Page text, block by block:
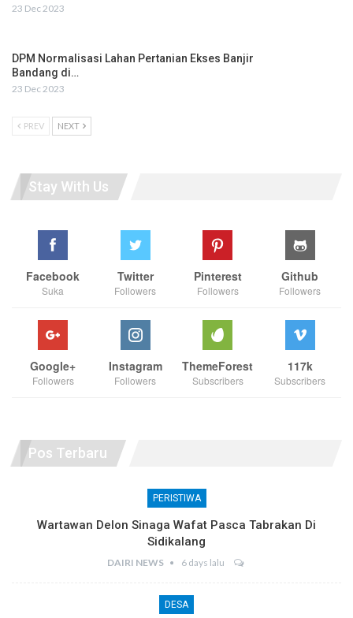
23 Dec 2023
DPM Normalisasi Lahan Pertanian Ekses Banjir
Bandang di…
23 Dec 2023
PREV NEXT
Stay With Us
Facebook
Suka
Twitter
Followers
Pinterest
Followers
Github
Followers
Google+
Followers
Instagram
Followers
ThemeForest
Subscribers
117k
Subscribers
Pos Terbaru
PERISTIWA
Wartawan Delon Sinaga Wafat Pasca Tabrakan Di
Sidikalang
DAIRI NEWS 6 days lalu
DESA